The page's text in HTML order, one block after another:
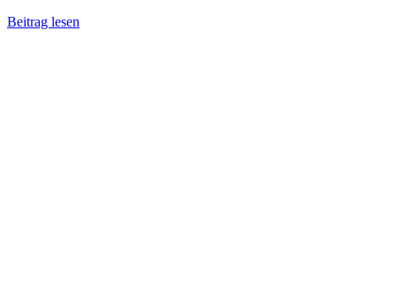
Beitrag lesen